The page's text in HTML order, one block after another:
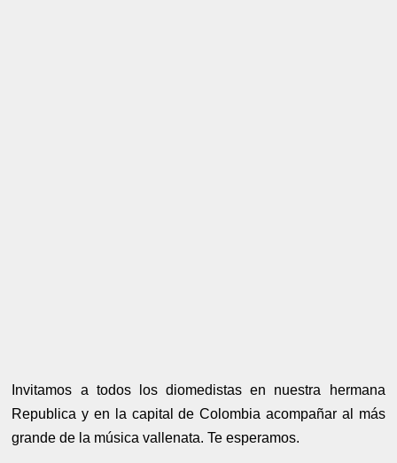
Invitamos a todos los diomedistas en nuestra hermana
Republica y en la capital de Colombia acompañar al más
grande de la música vallenata. Te esperamos.